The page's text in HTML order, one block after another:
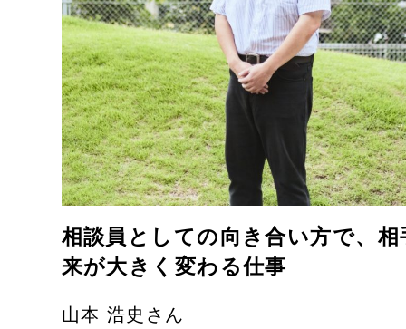
相談員としての向き合い方で、相
来が大きく変わる仕事
山本 浩史さん